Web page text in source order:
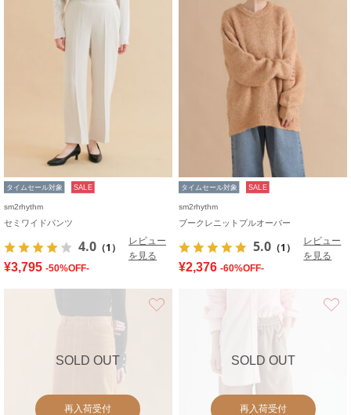
タイムセール対象 SALE
sm2rhythm
セミワイドパンツ
4.0 （1）
レビュー
を見る
¥3,795 -50%OFF-
タイムセール対象 SALE
sm2rhythm
ブークレニットプルオーバー
5.0 （1）
レビュー
を見る
¥2,376 -60%OFF-
SOLD OUT
再入荷受付
SOLD OUT
再入荷受付